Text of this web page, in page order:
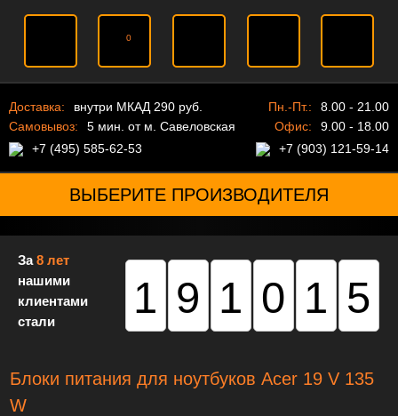
0
Доставка:
внутри МКАД 290 руб.
Самовывоз:
5 мин. от м. Савеловская
+7 (495) 585-62-53
Пн.-Пт.:
8.00 - 21.00
Офис:
9.00 - 18.00
+7 (903) 121-59-14
ВЫБЕРИТЕ ПРОИЗВОДИТЕЛЯ
За8 лет
нашими
клиентами
стали
191015
Блоки питания для ноутбуков Acer 19 V 135
W